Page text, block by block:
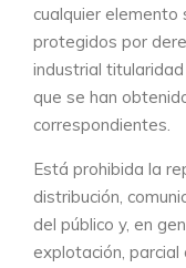
cualquier
protegidos por
industrial
que se han
correspondientes.
Está prohibida la
distribución,
del público y, en
explotación,